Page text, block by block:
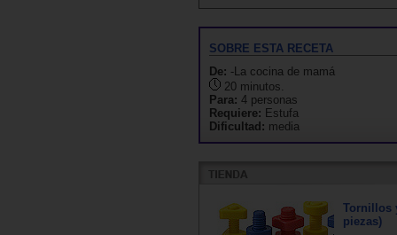
SOBRE ESTA RECETA
De: -La cocina de mamá
20 minutos.
Para: 4 personas
Requiere: Estufa
Dificultad: media
Tornillos
piezas)